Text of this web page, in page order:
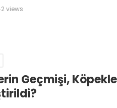
views
Geçmişi,